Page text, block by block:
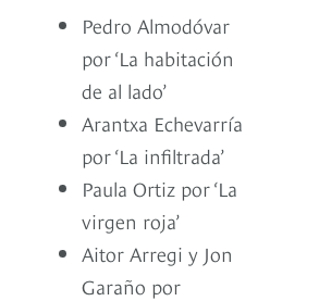
Pedro Almodóvar
por ‘La habitación
de al lado’
Arantxa Echevarría
por ‘La infiltrada’
Paula Ortiz por ‘La
virgen roja’
Aitor Arregi y Jon
Garaño por